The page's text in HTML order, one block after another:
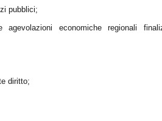
pubblici;
economiche regionali
diritto;